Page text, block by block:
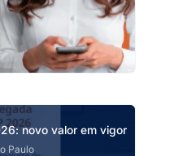
novo valor em vigor
Paulo